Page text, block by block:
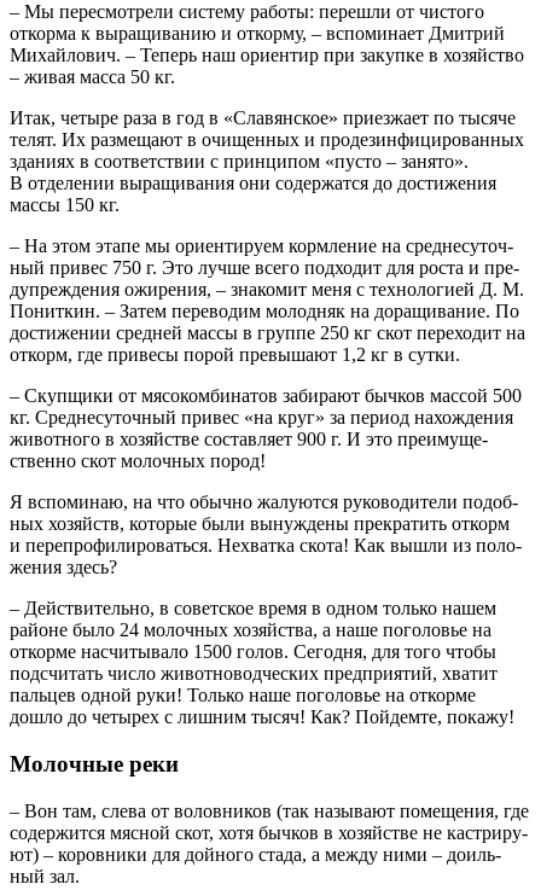
– Мы пере­смот­ре­ли систе­му рабо­ты: пере­шли от чисто­го
откор­ма к выра­щи­ва­нию и откор­му, – вспо­ми­на­ет Дмит­рий
Михай­ло­вич. – Теперь наш ори­ен­тир при закуп­ке в хозяй­ство
– живая мас­са 50 кг.
Итак, четы­ре раза в год в «Сла­вян­ское» при­ез­жа­ет по тыся­че
телят. Их раз­ме­ща­ют в очи­щен­ных и про­дез­ин­фи­ци­ро­ван­ных
зда­ни­ях в соот­вет­ствии с прин­ци­пом «пусто – заня­то».
В отде­ле­нии выра­щи­ва­ния они содер­жат­ся до дости­же­ния
мас­сы 150 кг.
– На этом эта­пе мы ори­ен­ти­ру­ем корм­ле­ние на сред­не­су­точ­
ный при­вес 750 г. Это луч­ше все­го под­хо­дит для роста и пре­
ду­пре­жде­ния ожи­ре­ния, – зна­ко­мит меня с тех­но­ло­ги­ей Д. М.
Понит­кин. – Затем пере­во­дим молод­няк на дора­щи­ва­ние. По
дости­же­нии сред­ней мас­сы в груп­пе 250 кг скот пере­хо­дит на
откорм, где при­ве­сы порой пре­вы­ша­ют 1,2 кг в сутки.
– Скуп­щи­ки от мясо­ком­би­на­тов заби­ра­ют быч­ков мас­сой 500
кг. Сред­не­су­точ­ный при­вес «на круг» за пери­од нахож­де­ния
живот­но­го в хозяй­стве состав­ля­ет 900 г. И это пре­иму­ще­
ствен­но скот молоч­ных пород!
Я вспо­ми­наю, на что обыч­но жалу­ют­ся руко­во­ди­те­ли подоб­
ных хозяйств, кото­рые были вынуж­де­ны пре­кра­тить откорм
и пере­про­фи­ли­ро­вать­ся. Нехват­ка ско­та! Как вышли из поло­
же­ния здесь?
– Дей­стви­тель­но, в совет­ское вре­мя в одном толь­ко нашем
рай­оне было 24 молоч­ных хозяй­ства, а наше пого­ло­вье на
откор­ме насчи­ты­ва­ло 1500 голов. Сего­дня, для того что­бы
под­счи­тать чис­ло живот­но­вод­че­ских пред­при­я­тий, хва­тит
паль­цев одной руки! Толь­ко наше пого­ло­вье на откор­ме
дошло до четы­рех с лиш­ним тысяч! Как? Пой­дем­те, покажу!
Молочные реки
– Вон там, сле­ва от волов­ни­ков (так назы­ва­ют поме­ще­ния, где
содер­жит­ся мяс­ной скот, хотя быч­ков в хозяй­стве не кастри­ру­
ют) – коров­ни­ки для дой­но­го ста­да, а меж­ду ними – доиль­
ный зал.